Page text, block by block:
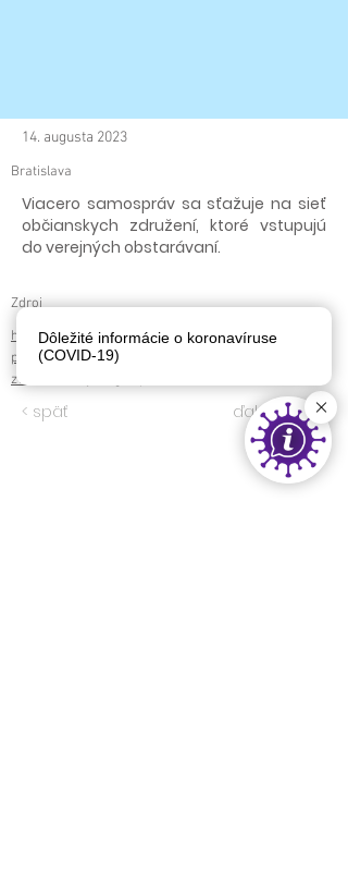
14. augusta 2023
Bratislava
Viacero samospráv sa sťažuje na sieť
občianskych združení, ktoré vstupujú
do verejných obstarávaní.
Zdroj
https://www.odpady-
portal.sk/Dokument/107611/bioodpad-zber-
zvoz-ekorecykling.aspx
< späť ďalej >
Dôležité informácie o koronavíruse
(COVID-19)